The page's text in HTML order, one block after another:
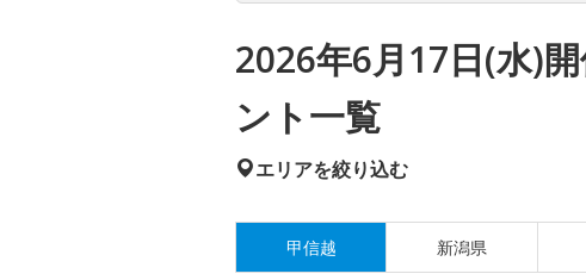
2026年6月17日(水)
ント一覧
エリアを絞り込む
甲信越 新潟県